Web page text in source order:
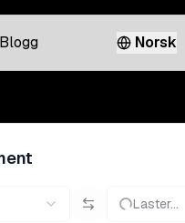
Blogg Norsk
Laster...